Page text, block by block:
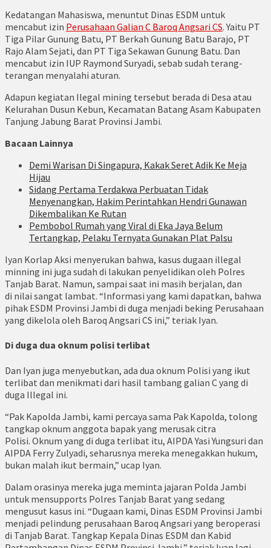
Kedatangan Mahasiswa, menuntut Dinas ESDM untuk
mencabut izin Perusahaan Galian C Baroq Angsari CS. Yaitu PT
Tiga Pilar Gunung Batu, PT Berkah Gunung Batu Barajo, PT
Rajo Alam Sejati, dan PT Tiga Sekawan Gunung Batu. Dan
mencabut izin IUP Raymond Suryadi, sebab sudah terang-
terangan menyalahi aturan.
Adapun kegiatan Ilegal mining tersebut berada di Desa atau
Kelurahan Dusun Kebun, Kecamatan Batang Asam Kabupaten
Tanjung Jabung Barat Provinsi Jambi.
Bacaan Lainnya
Demi Warisan Di Singapura, Kakak Seret Adik Ke Meja
Hijau
Sidang Pertama Terdakwa Perbuatan Tidak
Menyenangkan, Hakim Perintahkan Hendri Gunawan
Dikembalikan Ke Rutan
Pembobol Rumah yang Viral di Eka Jaya Belum
Tertangkap, Pelaku Ternyata Gunakan Plat Palsu
Iyan Korlap Aksi menyerukan bahwa, kasus dugaan illegal
minning ini juga sudah di lakukan penyelidikan oleh Polres
Tanjab Barat. Namun, sampai saat ini masih berjalan, dan
di nilai sangat lambat. “Informasi yang kami dapatkan, bahwa
pihak ESDM Provinsi Jambi di duga menjadi beking Perusahaan
yang dikelola oleh Baroq Angsari CS ini,” teriak Iyan.
Di duga dua oknum polisi terlibat
Dan Iyan juga menyebutkan, ada dua oknum Polisi yang ikut
terlibat dan menikmati dari hasil tambang galian C yang di
duga Illegal ini.
“Pak Kapolda Jambi, kami percaya sama Pak Kapolda, tolong
tangkap oknum anggota bapak yang merusak citra
Polisi. Oknum yang di duga terlibat itu, AIPDA Yasi Yungsuri dan
AIPDA Ferry Zulyadi, seharusnya mereka menegakkan hukum,
bukan malah ikut bermain,” ucap Iyan.
Dalam orasinya mereka juga meminta jajaran Polda Jambi
untuk mensupports Polres Tanjab Barat yang sedang
mengusut kasus ini. “Dugaan kami, Dinas ESDM Provinsi Jambi
menjadi pelindung perusahaan Baroq Angsari yang beroperasi
di Tanjab Barat. Tangkap Kepala Dinas ESDM dan Kabid